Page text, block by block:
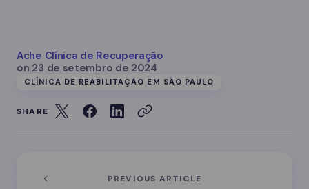
Ache Clínica de Recuperação
on 23 de setembro de 2024
CLÍNICA DE REABILITAÇÃO EM SÃO PAULO
SHARE
PREVIOUS ARTICLE